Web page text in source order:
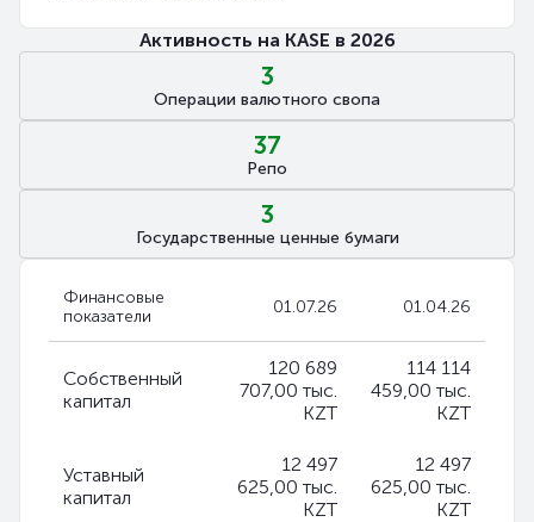
Активность на KASE в 2026
3
Операции валютного свопа
37
Репо
3
Государственные ценные бумаги
Финансовые
показатели
01.07.26 01.04.26
Собственный
капитал
120 689
707,00 тыс.
KZT
114 114
459,00 тыс.
KZT
Уставный
капитал
12 497
625,00 тыс.
KZT
12 497
625,00 тыс.
KZT